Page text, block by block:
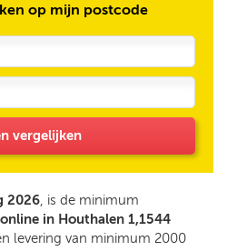
op mijn postcode
vergelijken
2026, is de minimum
in Houthalen 1,1544
levering van minimum 2000